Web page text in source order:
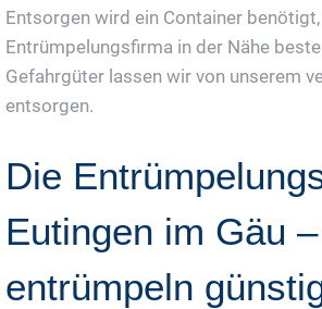
Entsorgen wird ein Container
Entrümpelungsfirma in der Nähe
Gefahrgüter lassen wir von unserem
entsorgen.
Die
Eutingen im Gäu
entrümpeln